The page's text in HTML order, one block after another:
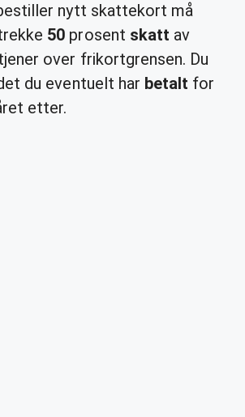
nytt skattekort må
50 prosent skatt av
over frikortgrensen. Du
du eventuelt har betalt for
etter.